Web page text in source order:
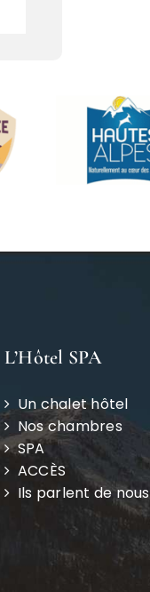
L’Hôtel SPA
Un chalet hôtel
Nos chambres
SPA
ACCÈS
Ils parlent de nous